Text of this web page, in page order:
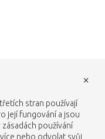
stran používají
její fungování a jsou
používání
nebo odvolat svůj
×